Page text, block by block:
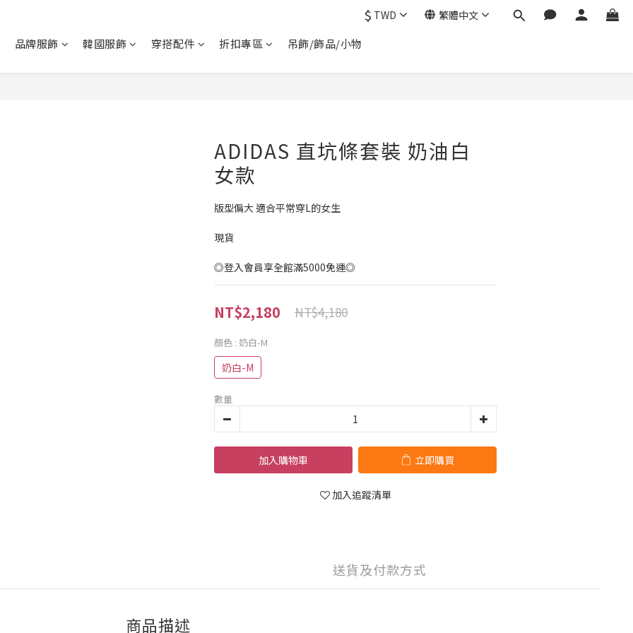
$ TWD 繁體中文
品牌服飾 韓國服飾 穿搭配件 折扣專區 吊飾/飾品/小物
ADIDAS 直坑條套裝 奶油白
女款
版型偏大 適合平常穿L的女生
現貨
◎登入會員享全館滿5000免運◎
NT$2,180 NT$4,180
顏色 : 奶白-M
奶白-M
數量
加入購物車 立即購買
加入追蹤清單
送貨及付款方式
商品描述